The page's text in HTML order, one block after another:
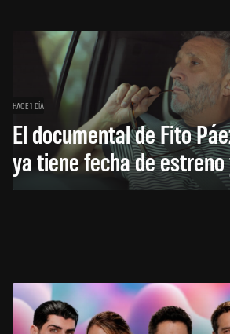
HACE 1 DÍA
El documental de Fito
ya tiene fecha de